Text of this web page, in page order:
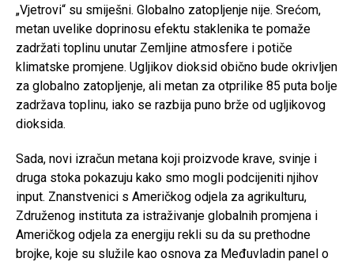
„Vjetrovi“ su smiješni. Globalno zatopljenje nije. Srećom,
metan uvelike doprinosu efektu staklenika te pomaže
zadržati toplinu unutar Zemljine atmosfere i potiče
klimatske promjene. Ugljikov dioksid obično bude okrivljen
za globalno zatopljenje, ali metan za otprilike 85 puta bolje
zadržava toplinu, iako se razbija puno brže od ugljikovog
dioksida.
Sada, novi izračun metana koji proizvode krave, svinje i
druga stoka pokazuju kako smo mogli podcijeniti njihov
input. Znanstvenici s Američkog odjela za agrikulturu,
Združenog instituta za istraživanje globalnih promjena i
Američkog odjela za energiju rekli su da su prethodne
brojke, koje su služile kao osnova za Međuvladin panel o